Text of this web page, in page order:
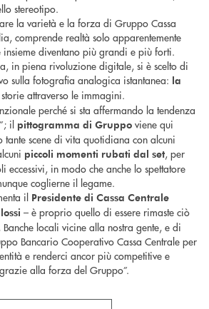
stereotipo.
la varietà e la forza di Gruppo Cassa
comprende realtà solo apparentemente
diventano più grandi e più forti.
in piena rivoluzione digitale, si è scelto di
sulla fotografia analogica istantanea: la
attraverso le immagini.
perché si sta affermando la tendenza
il pittogramma di Gruppo viene qui
tante scene di vita quotidiana con alcuni
piccoli momenti rubati dal set, per
eccessivi, in modo che anche lo spettatore
coglierne il legame.
il Presidente di Cassa Centrale
– è proprio quello di essere rimaste ciò
Banche locali vicine alla nostra gente, e di
Bancario Cooperativo Cassa Centrale per
e renderci ancor più competitive e
alla forza del Gruppo”.